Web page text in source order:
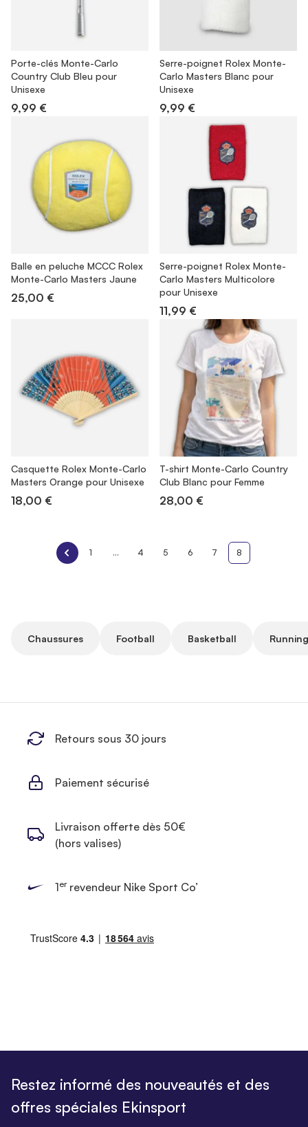
Porte-clés Monte-Carlo
Country Club Bleu pour
Unisexe
9,99 €
Serre-poignet Rolex Monte-
Carlo Masters Blanc pour
Unisexe
9,99 €
Balle en peluche MCCC Rolex
Monte-Carlo Masters Jaune
25,00 €
Serre-poignet Rolex Monte-
Carlo Masters Multicolore
pour Unisexe
11,99 €
Casquette Rolex Monte-Carlo
Masters Orange pour Unisexe
18,00 €
T-shirt Monte-Carlo Country
Club Blanc pour Femme
28,00 €
1 ... 4 5 6 7 8
Chaussures Football Basketball
Retours sous 30 jours
Paiement sécurisé
Livraison offerte dès 50€
(hors valises)
1errevendeur Nike Sport Co’
Restez informé des nouveautés et des
offres spéciales Ekinsport